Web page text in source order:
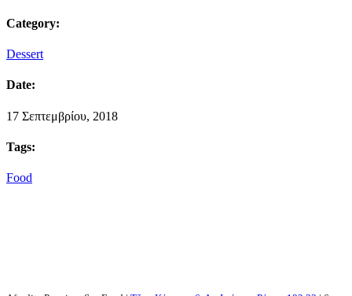
Category:
Dessert
Date:
17 Σεπτεμβρίου, 2018
Tags:
Food